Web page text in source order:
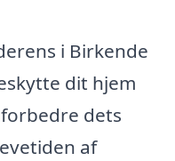
i Birkende
dit hjem
dets
af